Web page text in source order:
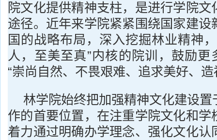
院文化提供精神支柱，是进行学院文
途径。近年来学院紧紧围绕国家建设
国的战略布局，深入挖掘林业精神
人，至美至真”内核的院训，鼓励更
“崇尚自然、不畏艰难、追求美好、造
林学院始终把加强精神文化建设
作的首要位置，在注重学院文化和学
着力通过明确办学理念、强化文化认